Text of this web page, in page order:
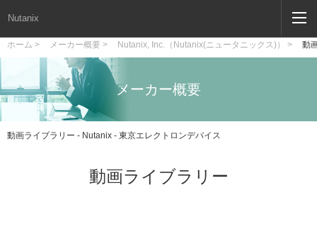
ホーム > メーカー概要 > Nutanix, Inc.（Nutanix(ニュータニックス)） > 動
メーカー概要
動画ライブラリー - Nutanix - 東京エレクトロンデバイス
動画ライブラリー
Nutanix